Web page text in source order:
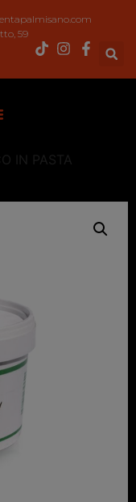
59
IN PASTA